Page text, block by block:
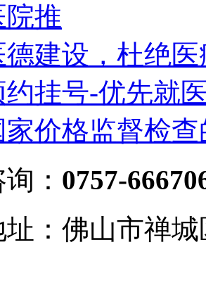
推
德建设，杜绝
约挂号-优先就
价格监督检
： 0757-
址：佛山市禅